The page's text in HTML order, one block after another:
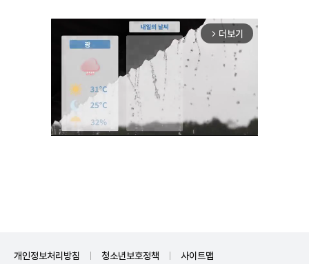
arrow_forward_ios 더보기
개인정보처리방침 청소년보호정책 사이트맵